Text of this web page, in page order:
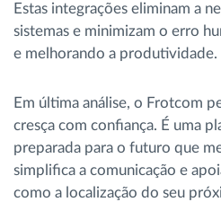
Estas integrações eliminam a
sistemas e minimizam o erro
e melhorando a produtividade.
Em última análise, o Frotcom
cresça com confiança. É uma
preparada para o futuro que
simplifica a comunicação e
como a localização do seu